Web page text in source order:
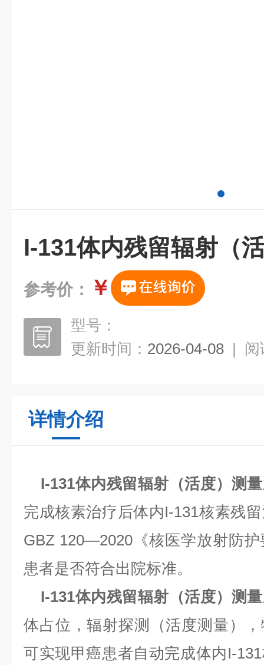
I-131体内残留辐射（
参考价： ￥
型号：
更新时间： 2026-04-08 | 阅
详情介绍
I-131体内残留辐射（活度）测
完成核素治疗后体内I-131核素残
GBZ 120—2020《核医学放射防
患者是否符合出院标准。
I-131体内残留辐射（活度）测
体占位，辐射探测（活度测量）
可实现甲癌患者自动完成体内I-